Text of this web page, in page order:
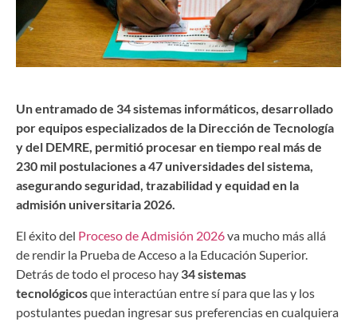
Un entramado de 34 sistemas informáticos, desarrollado
por equipos especializados de la Dirección de Tecnología
y del DEMRE, permitió procesar en tiempo real más de
230 mil postulaciones a 47 universidades del sistema,
asegurando seguridad, trazabilidad y equidad en la
admisión universitaria 2026.
El éxito del Proceso de Admisión 2026va mucho más allá
de rendir la Prueba de Acceso a la Educación Superior.
Detrás de todo el proceso hay 34 sistemas
tecnológicosque interactúan entre sí para que las y los
postulantes puedan ingresar sus preferencias en cualquiera